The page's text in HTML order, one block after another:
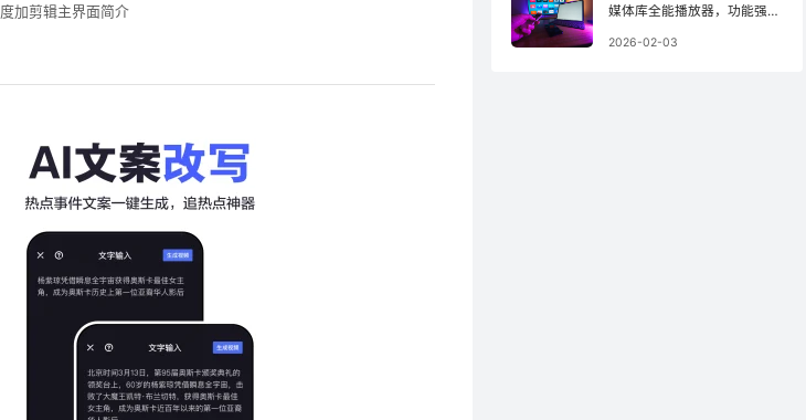
度加剪辑主界面简介
媒体库全能播放器，功能强
2026-02-03